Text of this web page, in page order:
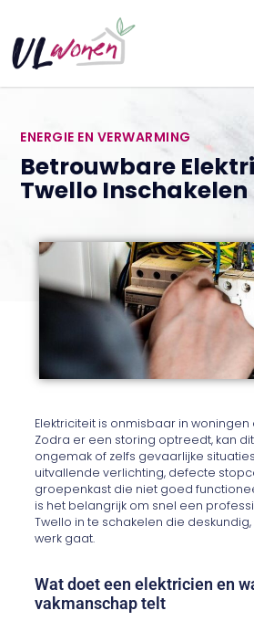
ENERGIE EN VERWARMING
Betrouwbare
Twello Inschakelen
Elektriciteit is onmisbaar in
Zodra er een storing optreedt, kan
ongemak of zelfs gevaarlijke
uitvallende verlichting, defecte
groepenkast die niet goed
is het belangrijk om snel een
Twello in te schakelen die
werk gaat.
Wat doet een elektricien en
vakmanschap telt